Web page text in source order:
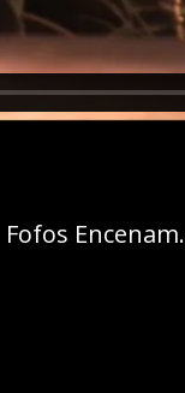
Encenam.